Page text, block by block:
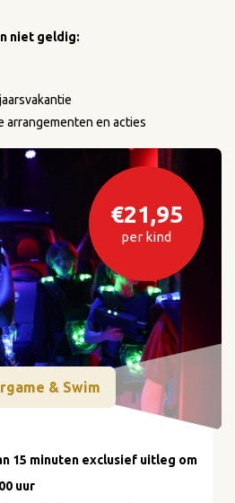
niet geldig:
arrangementen en acties
€21,95
per kind
& Swim
15 minuten exclusief uitleg om
uur